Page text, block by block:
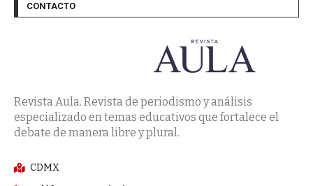
CONTACTO
Revista Aula. Revista de periodismo y análisis
especializado en temas educativos que fortalece el
debate de manera libre y plural.
CDMX